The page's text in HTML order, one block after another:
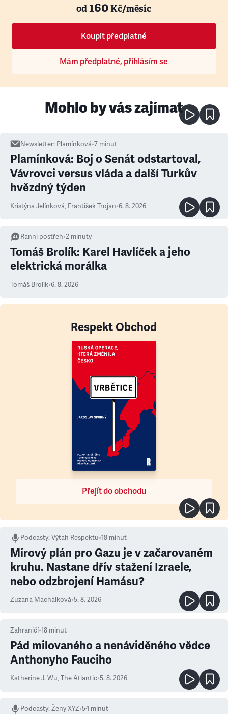
od160Kč/měsíc
Koupit předplatné
Mám předplatné, přihlásím se
Mohlo by vás zajímat
Newsletter: Plamínková•7 minut
Plamínková: Boj o Senát odstartoval,
Vávrovci versus vláda a další Turkův
hvězdný týden
Kristýna Jelínková, František Trojan•6. 8. 2026
Ranní postřeh•2 minuty
Tomáš Brolík: Karel Havlíček a jeho
elektrická morálka
Tomáš Brolík•6. 8. 2026
Respekt Obchod
Přejít do obchodu
Podcasty:Výtah Respektu•18 minut
Mírový plán pro Gazu je v začarovaném
kruhu. Nastane dřív stažení Izraele,
nebo odzbrojení Hamásu?
Zuzana Machálková•5. 8. 2026
Zahraničí•18 minut
Pád milovaného a nenáviděného vědce
Anthonyho Fauciho
Katherine J. Wu, The Atlantic•5. 8. 2026
Podcasty:Ženy XYZ•54 minut